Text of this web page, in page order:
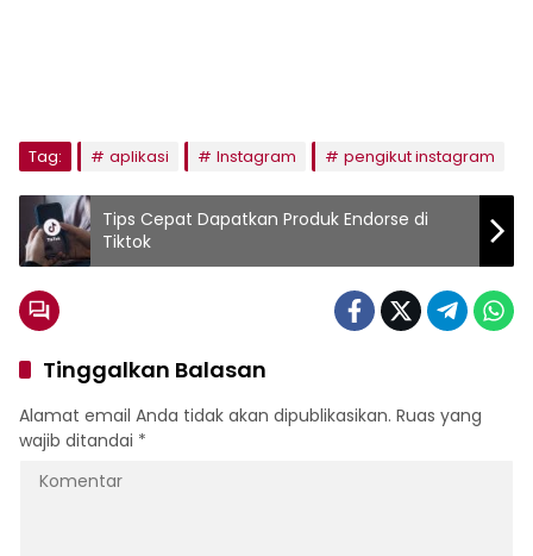
Tag: aplikasi Instagram pengikut instagram
Tips Cepat Dapatkan Produk Endorse di
Tiktok
Tinggalkan Balasan
Alamat email Anda tidak akan dipublikasikan. Ruas yang
wajib ditandai *